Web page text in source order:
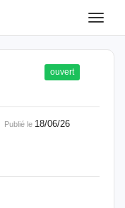
Toggle
ouvert
Publié le 18/06/26